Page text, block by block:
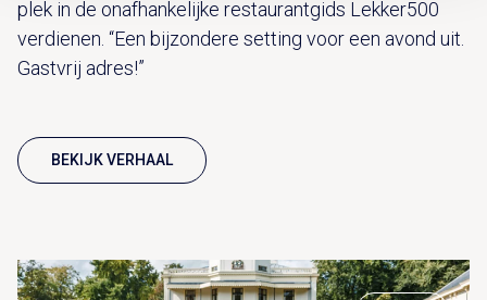
plek in de onafhankelijke restaurantgids Lekker500
verdienen. “Een bijzondere setting voor een avond uit.
Gastvrij adres!”
BEKIJK VERHAAL